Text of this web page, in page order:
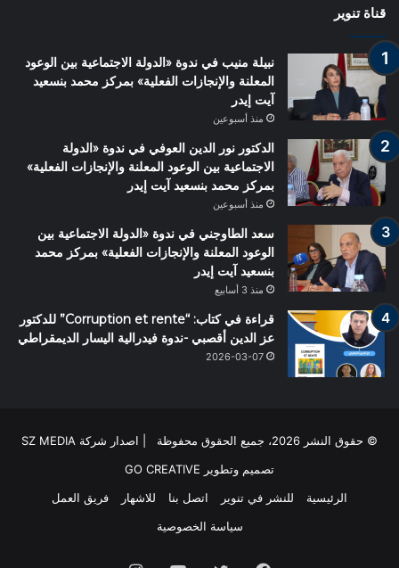
قناة تنوير
نبيلة منيب في ندوة «الدولة الاجتماعية بين الوعود
المعلنة والإنجازات الفعلية» بمركز محمد بنسعيد
آيت إيدر
منذ أسبوعين
الدكتور نور الدين العوفي في ندوة «الدولة
الاجتماعية بين الوعود المعلنة والإنجازات الفعلية»
بمركز محمد بنسعيد آيت إيدر
منذ أسبوعين
سعد الطاوجني في ندوة «الدولة الاجتماعية بين
الوعود المعلنة والإنجازات الفعلية» بمركز محمد
بنسعيد آيت إيدر
منذ 3 أسابيع
قراءة في كتاب: “Corruption et rente” للدكتور
عز الدين أقصبي -ندوة فيدرالية اليسار الديمقراطي
2026-03-07
© حقوق النشر 2026، جميع الحقوق محفوظة | اصدار شركة SZ MEDIA
تصميم وتطوير GO CREATIVE
الرئيسية
للنشر في تنوير اتصل بنا للاشهار
فريق العمل
سياسة الخصوصية